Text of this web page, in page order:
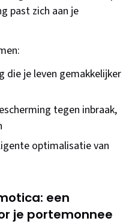
past zich aan je
die je leven gemakkelijker
tegen inbraak,
optimalisatie van
een
je portemonnee